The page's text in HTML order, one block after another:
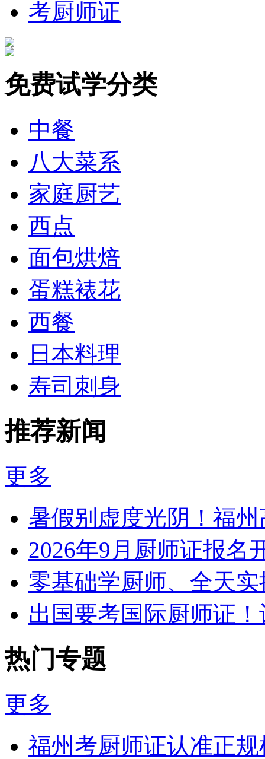
考厨师证
免费试学分类
中餐
八大菜系
家庭厨艺
西点
面包烘焙
蛋糕裱花
西餐
日本料理
寿司刺身
推荐新闻
更多
暑假别虚度光阴！福
2026年9月厨师证报名
零基础学厨师、全天
出国要考国际厨师证
热门专题
更多
福州考厨师证认准正